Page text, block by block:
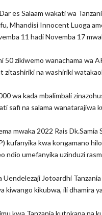
es Salaam wakati wa
Mhandisi Innocent Luoga
11 hadi Novemba 17
zikiwemo wanachama wa
zitashiriki na washiriki
wa kada mbalimbali
safi na salama wanatarajiwa
mwaka 2022 Rais Dk.Samia
kufanyika kwa kongamano
ndio umefanyika uzinduzi
Jotoardhi
kiwango kikubwa, ili dhamira